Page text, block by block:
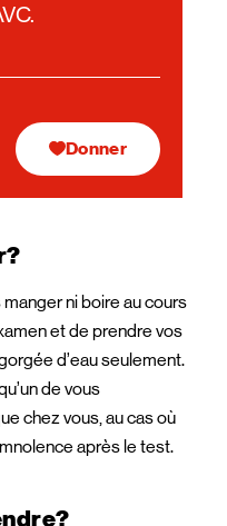
Donner
ni boire au cours
et de prendre vos
d’eau seulement.
de vous
chez vous, au cas où
après le test.